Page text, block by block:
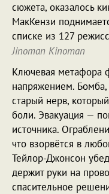
сюжета, оказалось
МакКензи
списке из 127
Jinoman Kinoman
Ключевая метафора
напряжением.
старый нерв,
боли. Эвакуация —
источника.
что взорвётся в
Тейлор-Джонсон
держит руки на
спасительное